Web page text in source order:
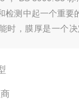
检测中起一个重要
时，膜厚是一个决